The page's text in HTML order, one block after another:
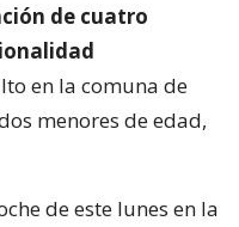
de cuatro
en la comuna de
menores de edad,
de este lunes en la